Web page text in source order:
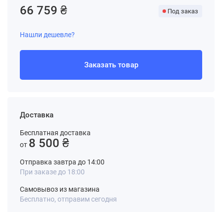
Доставка
Бесплатная доставка
от 8 500 ₴
Отправка завтра до 14:00
При заказе до 18:00
Самовывоз из магазина
Бесплатно, отправим сегодня
66 759 ₴ Под заказ
Нашли дешевле?
Заказать товар